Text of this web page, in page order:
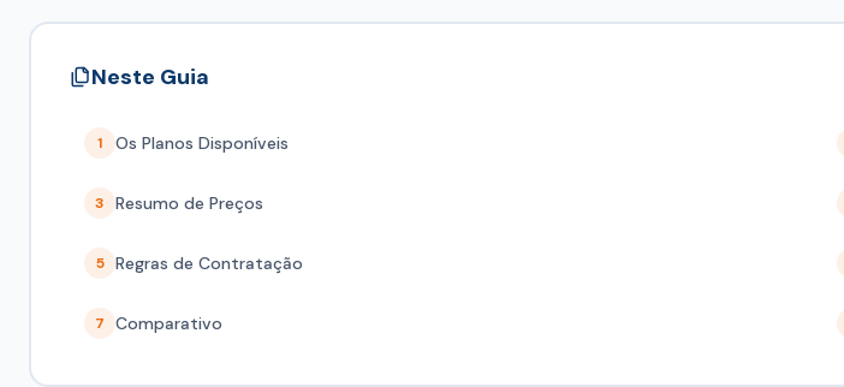
Neste Guia
1 Os Planos Disponíveis
3 Resumo de Preços
5 Regras de Contratação
7 Comparativo